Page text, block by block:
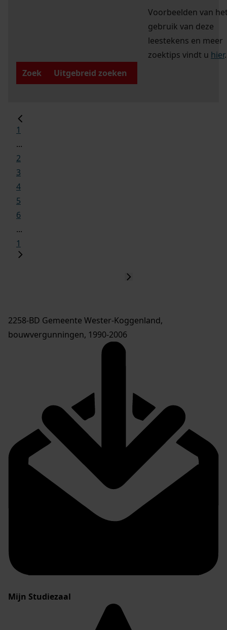
Voorbeelden van
gebruik van deze
leestekens en meer
zoektips vindt u hier.
Zoek
Uitgebreid zoeken
1
...
2
3
4
5
6
...
1
2258-BD Gemeente Wester-Koggenland,
bouwvergunningen, 1990-2006
Mijn Studiezaal